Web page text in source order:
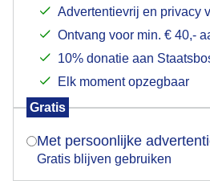
Advertentievrij en privacy
Ontvang voor min. € 40,-
10% donatie aan
Elk moment opzegbaar
Gratis
Met persoonlijke
Gratis blijven gebruiken
Indien je hier nog geen
verschijnt er zo een pop-up
Is goed, toon